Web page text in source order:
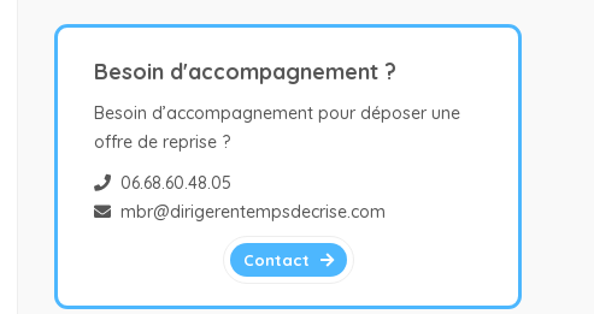
Besoin d'accompagnement ?
Besoin d’accompagnement pour déposer une
offre de reprise ?
06.68.60.48.05
mbr@dirigerentempsdecrise.com
Contact